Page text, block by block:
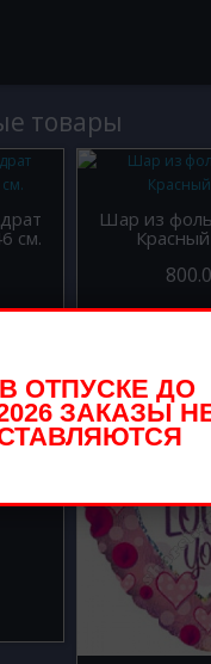
товары
см.
Шар из
ОТПУСКЕ ДО
ЗАКАЗЫ